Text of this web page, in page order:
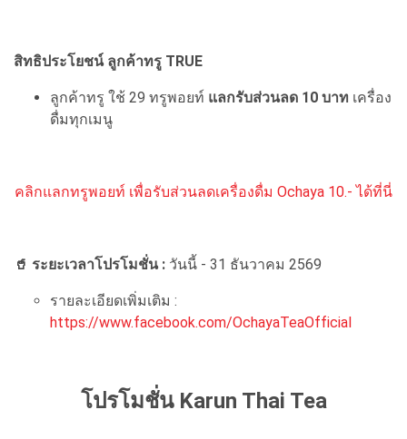
สิทธิประโยชน์ ลูกค้าทรู TRUE
ลูกค้าทรู ใช้ 29 ทรูพอยท์ แลกรับส่วนลด 10 บาท เครื่อง
ดื่มทุกเมนู
คลิกแลกทรูพอยท์ เพื่อรับส่วนลดเครื่องดื่ม Ochaya 10.- ได้ที่นี่
🥤 ระยะเวลาโปรโมชั่น : วันนี้ - 31 ธันวาคม 2569
รายละเอียดเพิ่มเติม :
https://www.facebook.com/OchayaTeaOfficial
โปรโมชั่น Karun Thai Tea